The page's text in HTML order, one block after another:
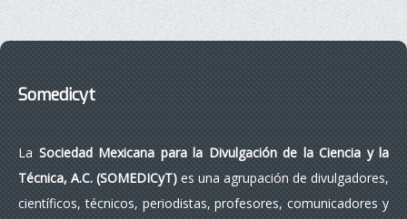
Somedicyt
LaSociedad Mexicana para la Divulgación de la Ciencia y la
Técnica, A.C. (SOMEDICyT)es una agrupación de divulgadores,
científicos, técnicos, periodistas, profesores, comunicadores y